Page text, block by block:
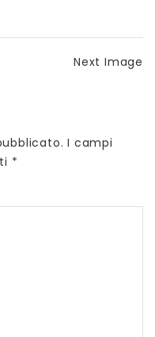
Next Image
I campi
*